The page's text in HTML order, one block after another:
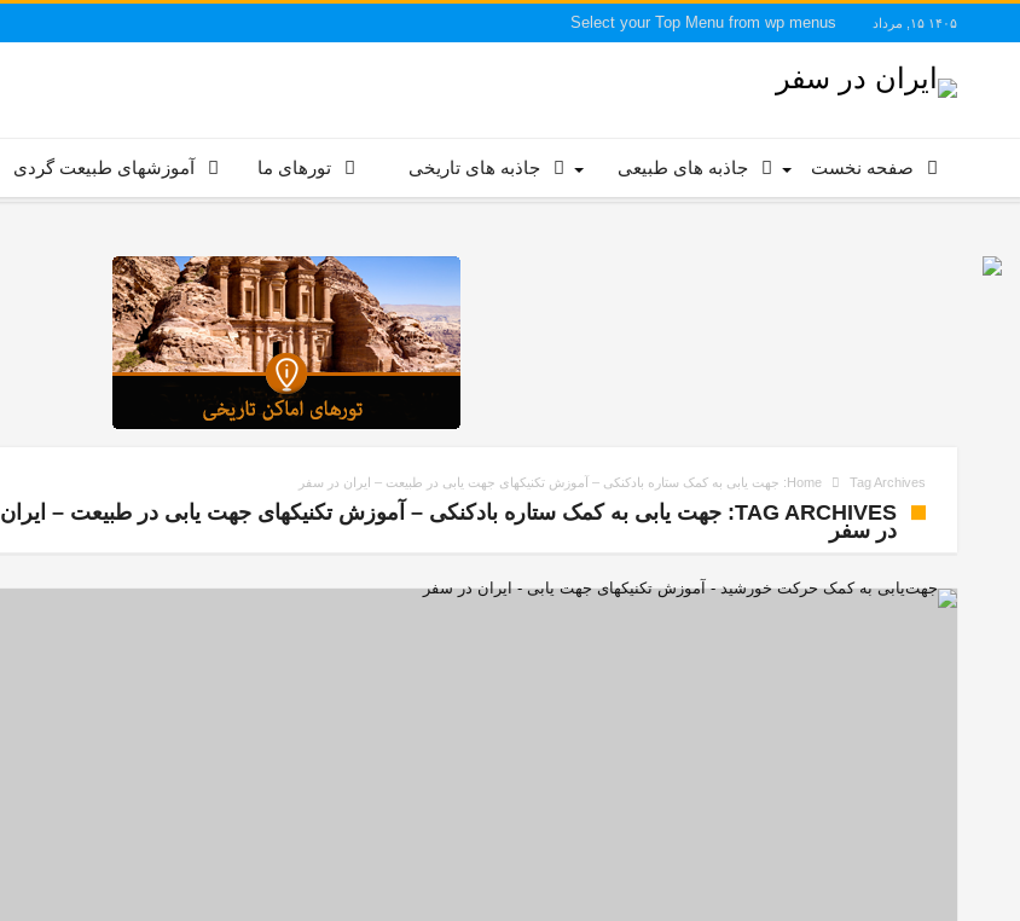
۱۴۰۵ ۱۵, مرداد Select your Top Menu from wp menus
صفحه نخست جاذبه های طبیعی جاذبه های تاریخی تورهای ما آموزشهای طبیعت گردی
Home Tag Archives: جهت یابی به کمک ستاره بادکنکی – آموزش تکنیکهای جهت یابی در طبیعت – ایران در سفر
TAG ARCHIVES: جهت یابی به کمک ستاره بادکنکی – آموزش تکنیکهای جهت یابی در طبیعت – ایران
در سفر